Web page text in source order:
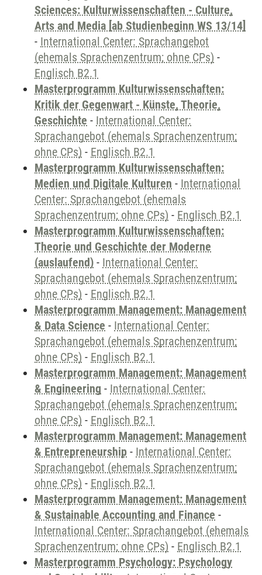
Sciences: Kulturwissenschaften - Culture,
Arts and Media [ab Studienbeginn WS 13/14]
- International Center: Sprachangebot
(ehemals Sprachenzentrum; ohne CPs) -
Englisch B2.1
Masterprogramm Kulturwissenschaften:
Kritik der Gegenwart - Künste, Theorie,
Geschichte - International Center:
Sprachangebot (ehemals Sprachenzentrum;
ohne CPs) - Englisch B2.1
Masterprogramm Kulturwissenschaften:
Medien und Digitale Kulturen - International
Center: Sprachangebot (ehemals
Sprachenzentrum; ohne CPs) - Englisch B2.1
Masterprogramm Kulturwissenschaften:
Theorie und Geschichte der Moderne
(auslaufend) - International Center:
Sprachangebot (ehemals Sprachenzentrum;
ohne CPs) - Englisch B2.1
Masterprogramm Management: Management
& Data Science - International Center:
Sprachangebot (ehemals Sprachenzentrum;
ohne CPs) - Englisch B2.1
Masterprogramm Management: Management
& Engineering - International Center:
Sprachangebot (ehemals Sprachenzentrum;
ohne CPs) - Englisch B2.1
Masterprogramm Management: Management
& Entrepreneurship - International Center:
Sprachangebot (ehemals Sprachenzentrum;
ohne CPs) - Englisch B2.1
Masterprogramm Management: Management
& Sustainable Accounting and Finance -
International Center: Sprachangebot (ehemals
Sprachenzentrum; ohne CPs) - Englisch B2.1
Masterprogramm Psychology: Psychology